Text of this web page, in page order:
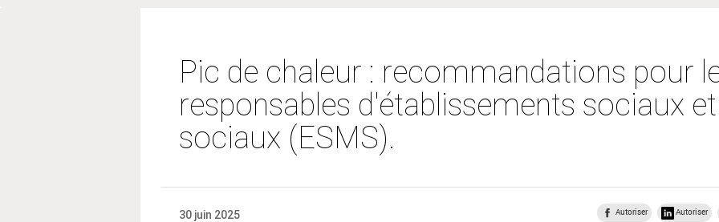
Pic de chaleur : recommandations pour
responsables d'établissements sociaux
sociaux (ESMS).
30 juin 2025 Autoriser Autoriser